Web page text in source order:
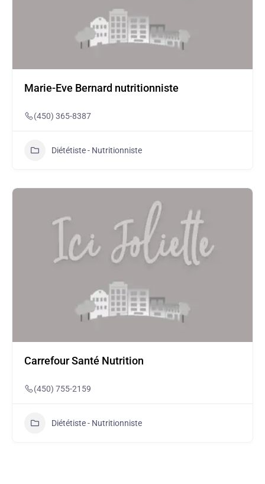
Marie-Eve Bernard nutritionniste
(450) 365-8387
Diététiste - Nutritionniste
Carrefour Santé Nutrition
(450) 755-2159
Diététiste - Nutritionniste